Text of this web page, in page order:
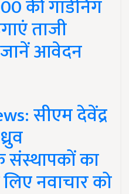
की गार्डनिंग
ताजी
जानें आवेदन
सीएम देवेंद्र
संस्थापकों का
नवाचार को